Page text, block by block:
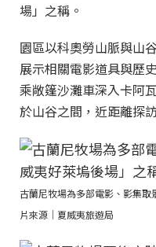
場」之稱。
園區以科奧勞山脈與山
展示相關電影道具與歷
乘敞篷沙灘車深入卡阿
於山谷之間，近距離探
古蘭尼牧場為多部電影、影集
片來源｜夏威夷旅遊局